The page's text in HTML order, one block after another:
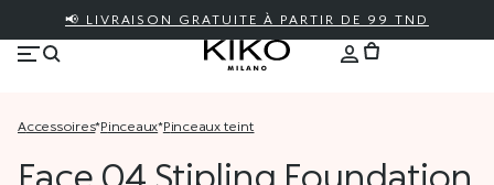
📢 LIVRAISON GRATUITE À PARTIR DE 99 TND
accessoires* pinceaux* pinceaux teint
Face 04 Stipling Foundation